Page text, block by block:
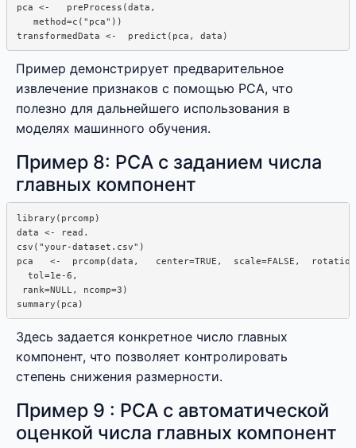
pca <-   preProcess(data,
   method=c("pca"))
Пример демонстрирует предварительное
извлечение признаков с помощью PCA, что
полезно для дальнейшего использования в
моделях машинного обучения.
Пример 8: PCA с заданием числа
главных компонент
library(prcomp)
data <- read.
csv("your-dataset.csv")
pca   <-  prcomp(data,   center=TRUE,  scale=FALSE,
  tol=1e-6,
rank=NULL, ncomp=3)
Здесь задается конкретное число главных
компонент, что позволяет контролировать
степень снижения размерности.
Пример 9 : PCA с автоматической
оценкой числа главных компонент